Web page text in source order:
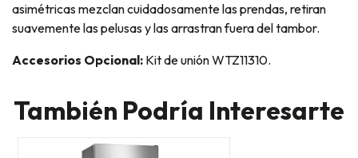
asimétricas mezclan cuidadosamente las prendas, retiran
suavemente las pelusas y las arrastran fuera del tambor.
Accesorios Opcional: Kit de unión WTZ11310.
También Podría Interesarte